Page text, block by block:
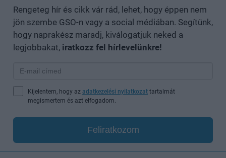
Rengeteg hír és cikk vár rád, lehet, hogy éppen nem
jön szembe GSO-n vagy a social médiában. Segítünk,
hogy naprakész maradj, kiválogatjuk neked a
legjobbakat, iratkozz fel hírlevelünkre!
Kijelentem, hogy az adatkezelési nyilatkozat tartalmát
megismertem és azt elfogadom.
Feliratkozom